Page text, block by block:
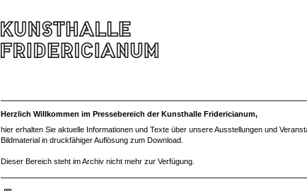
Herzlich Willkommen im Pressebereich der Kunsthalle Fridericianum,
hier erhalten Sie aktuelle Informationen und Texte über unsere Ausstellungen und
Bildmaterial in druckfähiger Auflösung zum Download.
Dieser Bereich steht im Archiv nicht mehr zur Verfügung.